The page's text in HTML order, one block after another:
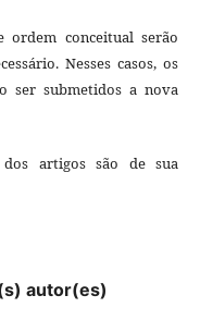
ordem conceitual serão
Nesses casos, os
ser submetidos a nova
artigos são de sua
autor(es)